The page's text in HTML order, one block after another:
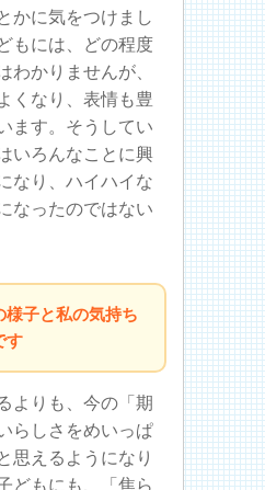
かに気をつけまし
もには、どの程度
わかりませんが、
くなり、表情も豊
ます。そうしてい
いろんなことに興
なり、ハイハイな
なったのではない
様子と私の気持ち
す
よりも、今の「期
らしさをめいっぱ
思えるようになり
どもにも、「焦ら